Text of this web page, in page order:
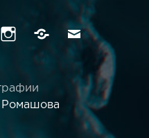
Инстаграм
Вконтакте
Имейл